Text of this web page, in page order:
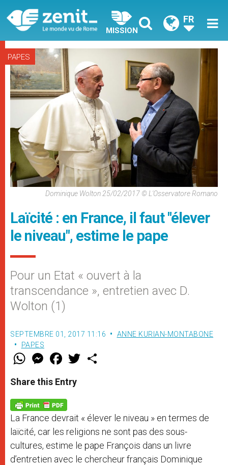
MISSION
FR
PAPES
Dominique Wolton 25/02/2017 © L'Osservatore Romano
Laïcité : en France, il faut "élever
le niveau", estime le pape
Pour un Etat « ouvert à la
transcendance », entretien avec D.
Wolton (1)
SEPTEMBRE 01, 2017 11:16
ANNE KURIAN-MONTABONE
PAPES
W
t
s
p
p
M
e
s
e
g
e
r
F
a
e
b
o
k
w
Share this Entry
La France devrait « élever le niveau » en termes de
laïcité, car les religions ne sont pas des sous-
cultures, estime le pape François dans un livre
d’entretien avec le chercheur français Dominique